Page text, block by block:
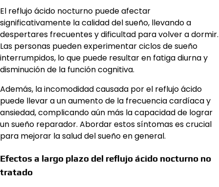
El reflujo ácido nocturno puede afectar
significativamente la calidad del sueño, llevando a
despertares frecuentes y dificultad para volver a dormir.
Las personas pueden experimentar ciclos de sueño
interrumpidos, lo que puede resultar en fatiga diurna y
disminución de la función cognitiva.
Además, la incomodidad causada por el reflujo ácido
puede llevar a un aumento de la frecuencia cardíaca y
ansiedad, complicando aún más la capacidad de lograr
un sueño reparador. Abordar estos síntomas es crucial
para mejorar la salud del sueño en general.
Efectos a largo plazo del reflujo ácido nocturno no
tratado